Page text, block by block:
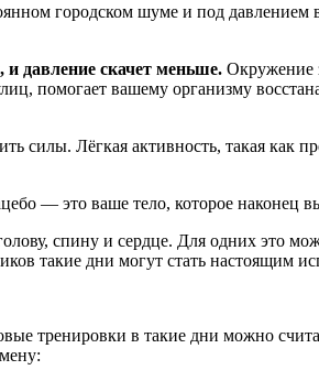
городском шуме и под
давление скачет меньше. Окружение
помогает вашему организму
силы. Лёгкая активность, такая как
— это ваше тело, которое наконец
спину и сердце. Для одних это
такие дни могут стать настоящим
тренировки в такие дни можно